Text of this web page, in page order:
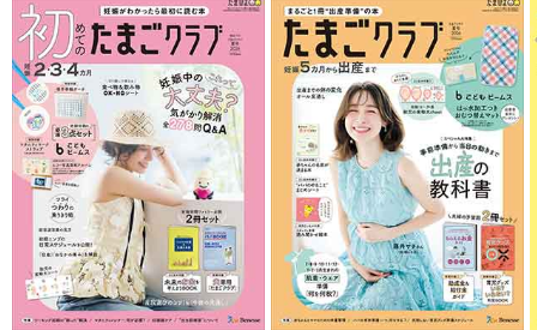
ホワイトボードにしたんだそう。壁の傷みが気になる場合は粘着
面をマスキングテープで保護しておくと安心ですね。
好きな色にペイントできるホワイトボードシート
も！